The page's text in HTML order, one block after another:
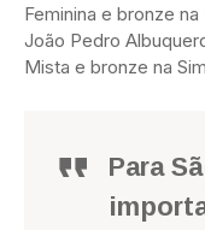
Feminina e bronze
João Pedro
Mista e bronze na
Para